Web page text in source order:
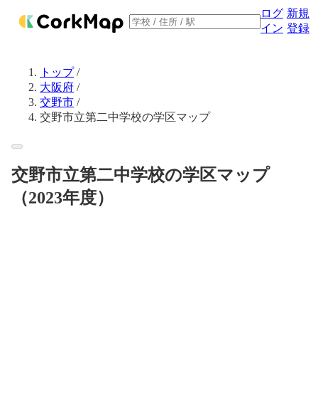
ログ
イン
新規
登録
トップ/
大阪府 /
交野市 /
交野市立第二中学校の学区マップ
交野市立第二中学校の学区マップ
（2023年度）